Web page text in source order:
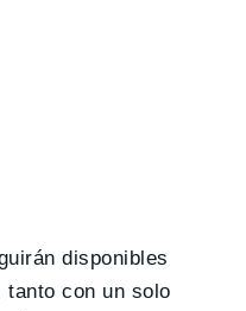
disponibles
con un solo